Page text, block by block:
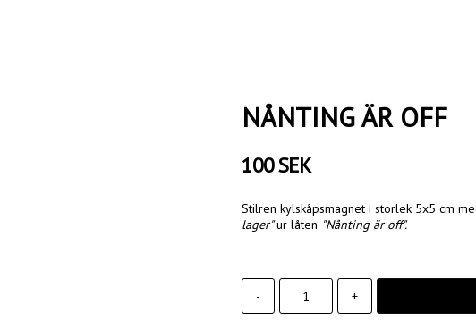
NÅNTING ÄR OFF
100 SEK
Stilren kylskåpsmagnet i storlek 5x5 cm
lager"ur låten "Nånting är off".
- +